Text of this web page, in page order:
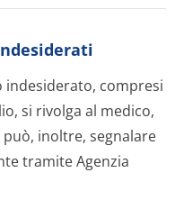
indesiderato, compresi
si rivolga al medico,
può, inoltre, segnalare
tramite Agenzia